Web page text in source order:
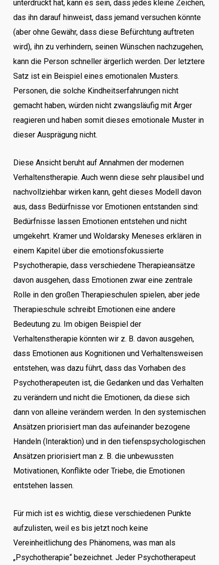
unterdrückt hat, kann es sein, dass jedes kleine Zeichen,
das ihn darauf hinweist, dass jemand versuchen könnte
(aber ohne Gewähr, dass diese Befürchtung auftreten
wird), ihn zu verhindern, seinen Wünschen nachzugehen,
kann die Person schneller ärgerlich werden. Der letztere
Satz ist ein Beispiel eines emotionalen Musters.
Personen, die solche Kindheitserfahrungen nicht
gemacht haben, würden nicht zwangsläufig mit Ärger
reagieren und haben somit dieses emotionale Muster in
dieser Ausprägung nicht.
Diese Ansicht beruht auf Annahmen der modernen
Verhaltenstherapie. Auch wenn diese sehr plausibel und
nachvollziehbar wirken kann, geht dieses Modell davon
aus, dass Bedürfnisse vor Emotionen entstanden sind:
Bedürfnisse lassen Emotionen entstehen und nicht
umgekehrt. Kramer und Woldarsky Meneses erklären in
einem Kapitel über die emotionsfokussierte
Psychotherapie, dass verschiedene Therapieansätze
davon ausgehen, dass Emotionen zwar eine zentrale
Rolle in den großen Therapieschulen spielen, aber jede
Therapieschule schreibt Emotionen eine andere
Bedeutung zu. Im obigen Beispiel der
Verhaltenstherapie könnten wir z. B. davon ausgehen,
dass Emotionen aus Kognitionen und Verhaltensweisen
entstehen, was dazu führt, dass das Vorhaben des
Psychotherapeuten ist, die Gedanken und das Verhalten
zu verändern und nicht die Emotionen, da diese sich
dann von alleine verändern werden. In den systemischen
Ansätzen priorisiert man das aufeinander bezogene
Handeln (Interaktion) und in den tiefenspsychologischen
Ansätzen priorisiert man z. B. die unbewussten
Motivationen, Konflikte oder Triebe, die Emotionen
entstehen lassen.
Für mich ist es wichtig, diese verschiedenen Punkte
aufzulisten, weil es bis jetzt noch keine
Vereinheitlichung des Phänomens, was man als
„Psychotherapie“ bezeichnet. Jeder Psychotherapeut